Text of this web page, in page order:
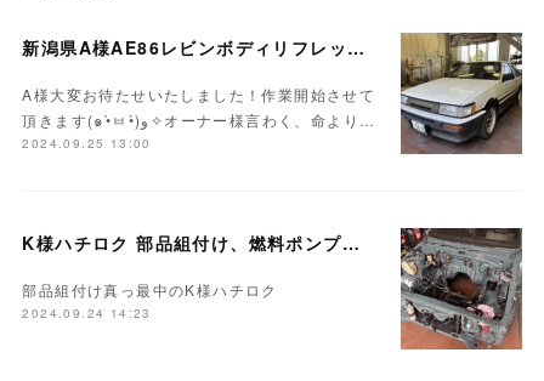
新潟県A様AE86レビンボディリフレッシュ作業開始！！
A様大変お待たせいたしました！作業開始させて
頂きます(๑•̀ㅂ•́)و✧オーナー様言わく、命より…
2024.09.25 13:00
K様ハチロク 部品組付け、燃料ポンプ交換…
部品組付け真っ最中のK様ハチロク
2024.09.24 14:23